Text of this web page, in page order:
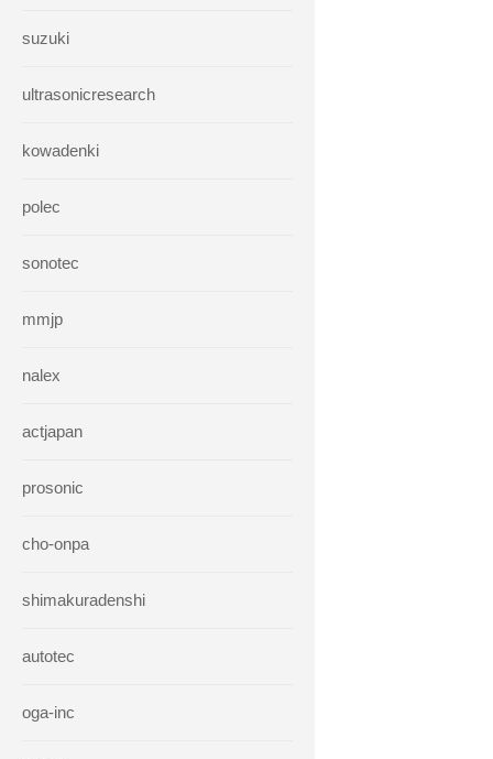
suzuki
ultrasonicresearch
kowadenki
polec
sonotec
mmjp
nalex
actjapan
prosonic
cho-onpa
shimakuradenshi
autotec
oga-inc